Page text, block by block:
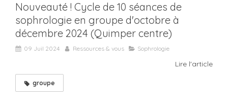
Nouveauté ! Cycle de 10 séances de
sophrologie en groupe d'octobre à
décembre 2024 (Quimper centre)
09 Juil 2024 Ressources & vous Sophrologie
Lire l'article
groupe